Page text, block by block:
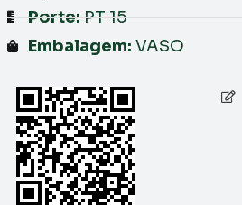
Porte: PT 15
Embalagem: VASO